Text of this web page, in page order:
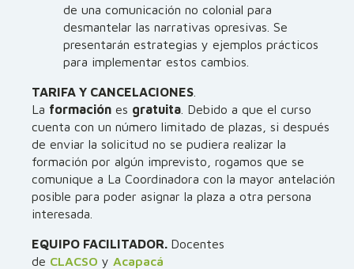
de una comunicación no colonial para
desmantelar las narrativas opresivas. Se
presentarán estrategias y ejemplos prácticos
para implementar estos cambios.
TARIFA Y CANCELACIONES
La formación es gratuita . Debido a que el curso
cuenta con un número limitado de plazas, si después
de enviar la solicitud no se pudiera realizar la
formación por algún imprevisto, rogamos que se
comunique a La Coordinadora con la mayor antelación
posible para poder asignar la plaza a otra persona
interesada.
EQUIPO FACILITADOR. Docentes
de CLACSO y Acapacá